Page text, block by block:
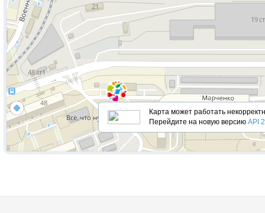
Карта ​​может работать
Перейдите на новую версию API